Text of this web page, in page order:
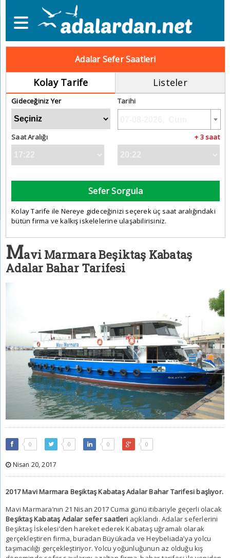
Adalar Sefer Saatleri
Kolay Tarife Listeler
Gideceğiniz Yer Tarihi
Saat Aralığı + 3 saat
Sefer Sorgula
Kolay Tarife ile Nereye gideceğinizi seçerek üç saat aralığındaki
bütün firma ve kalkış iskelelerine ulaşabilirisiniz.
Mavi Marmara Beşiktaş Kabataş
Adalar Bahar Tarifesi
0 0 0 0
Nisan 20, 2017
2017 Mavi Marmara Beşiktaş Kabataş Adalar Bahar Tarifesi başlıyor.
Mavi Marmara’nın 21 Nisan 2017 Cuma günü itibariyle geçerli olacak
Beşiktaş Kabataş Adalar sefer saatleri açıklandı. Adalar seferlerini
Beşiktaş İskelesi’den hareket ederek Kabataş uğramalı olarak
gerçekleştiren firma, buradan Büyükada ve Heybeliada’ya yolcu
taşımacılığı gerçekleştiriyor. Yolcu yoğunluğunun az olduğu kış